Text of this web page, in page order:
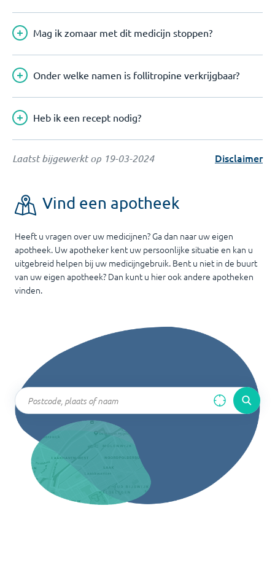
Mag ik zomaar met dit medicijn stoppen?
Onder welke namen is follitropine verkrijgbaar?
Heb ik een recept nodig?
Laatst bijgewerkt op 19-03-2024 Disclaimer
Vind een apotheek
Heeft u vragen over uw medicijnen? Ga dan naar uw eigen
apotheek. Uw apotheker kent uw persoonlijke situatie en kan u
uitgebreid helpen bij uw medicijngebruik. Bent u niet in de buurt
van uw eigen apotheek? Dan kunt u hier ook andere apotheken
vinden.